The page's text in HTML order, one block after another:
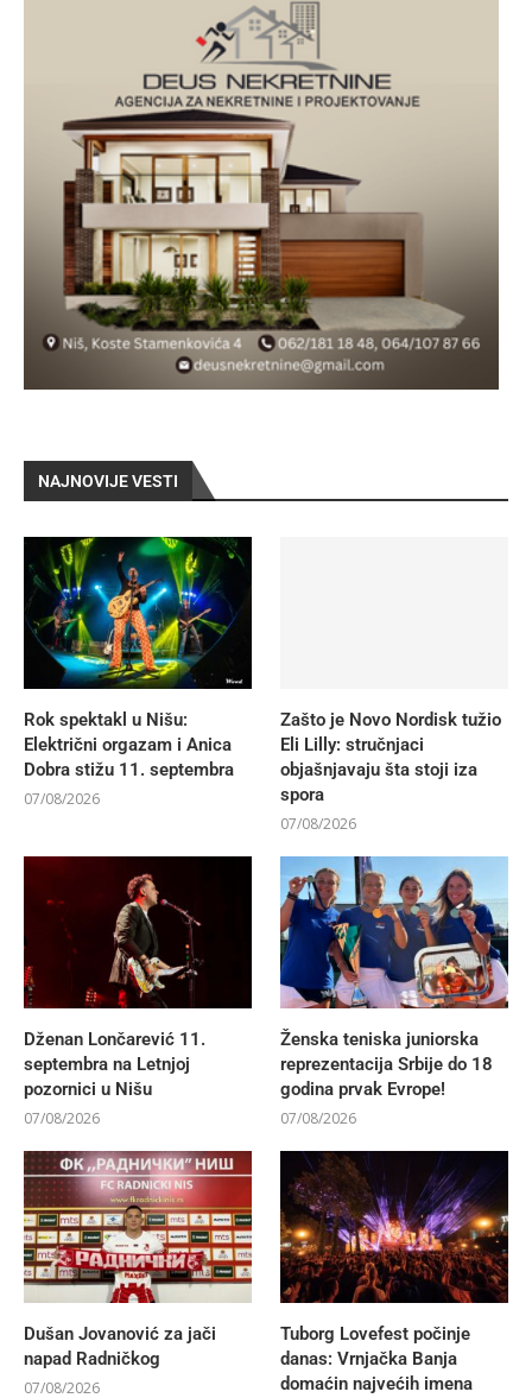
NAJNOVIJE VESTI
Rok spektakl u Nišu:
Električni orgazam i Anica
Dobra stižu 11. septembra
07/08/2026
Zašto je Novo Nordisk tužio
Eli Lilly: stručnjaci
objašnjavaju šta stoji iza
spora
07/08/2026
Dženan Lončarević 11.
septembra na Letnjoj
pozornici u Nišu
07/08/2026
Ženska teniska juniorska
reprezentacija Srbije do 18
godina prvak Evrope!
07/08/2026
Dušan Jovanović za jači
napad Radničkog
07/08/2026
Tuborg Lovefest počinje
danas: Vrnjačka Banja
domaćin najvećih imena